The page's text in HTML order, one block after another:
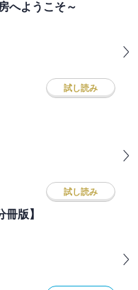
へようこそ～
試し読み
試し読み
版】